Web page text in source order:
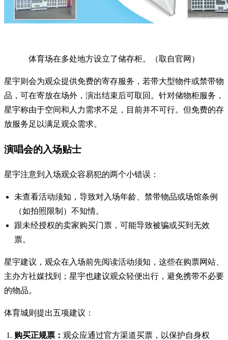
体育场在多处地方设立了储存柜。（取自官网）
星宇则会为观众提供免费的寄存服务，若带大型物件或禁带物
品，可在寄放在场外，演出结束后可取回。针对储物柜服务，
星宇称由于空间和人力需求不足，目前并不可行。但免费的存
放服务足以满足观众需求。
演唱会的入场贴士
星宇注意到入场观众容易犯的两个小错误：
未查看活动须知，导致对入场年龄、禁带物品或场馆条例
（如拍照限制）不知情。
跟未经授权的卖家购买门票，可能导致被骗或买到无效
票。
星宇建议，观众在入场前先阅读活动须知，这些在购票网站、
主办方社媒找到；星宇也建议观众轻便出行，避免携带不必要
的物品。
体育城则提出五项建议：
购买正规票： 观众应通过官方渠道买票，以保护自身权